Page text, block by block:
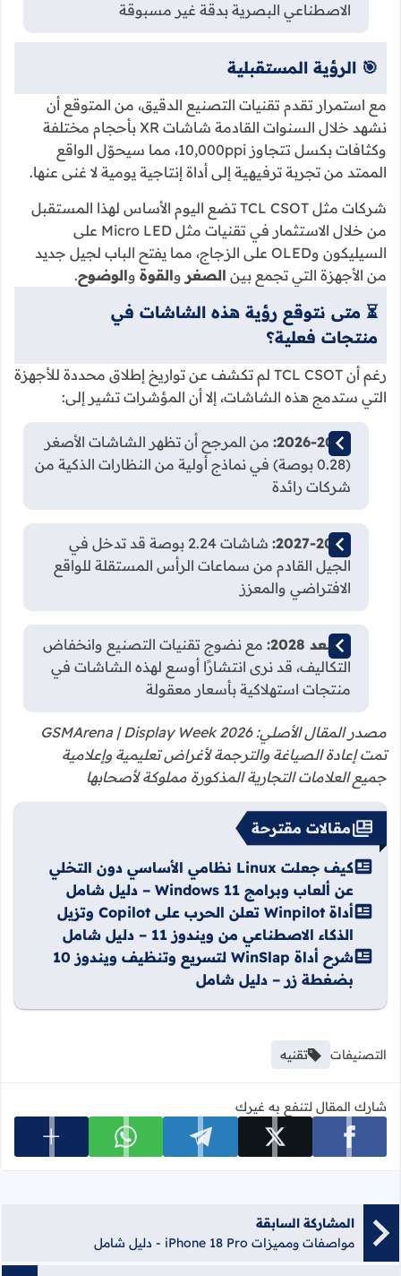
الاصطناعي البصرية بدقة غير مسبوقة
🎯 الرؤية المستقبلية
مع استمرار تقدم تقنيات التصنيع الدقيق، من المتوقع أن
نشهد خلال السنوات القادمة شاشات XR بأحجام مختلفة
وكثافات بكسل تتجاوز 10,000ppi، مما سيحوّل الواقع
الممتد من تجربة ترفيهية إلى أداة إنتاجية يومية لا غنى عنها.
شركات مثل TCL CSOT تضع اليوم الأساس لهذا المستقبل
من خلال الاستثمار في تقنيات مثل Micro LED على
السيليكون وOLED على الزجاج، مما يفتح الباب لجيل جديد
من الأجهزة التي تجمع بين الصغر والقوة والوضوح.
⏳ متى نتوقع رؤية هذه الشاشات في
منتجات فعلية؟
رغم أن TCL CSOT لم تكشف عن تواريخ إطلاق محددة للأجهزة
التي ستدمج هذه الشاشات، إلا أن المؤشرات تشير إلى:
2026-2027: من المرجح أن تظهر الشاشات الأصغر
(0.28 بوصة) في نماذج أولية من النظارات الذكية من
شركات رائدة
2027-2028:
شاشات 2.24 بوصة قد تدخل في
الجيل القادم من سماعات الرأس المستقلة للواقع
الافتراضي والمعزز
ما بعد 2028:
مع نضوج تقنيات التصنيع وانخفاض
التكاليف، قد نرى انتشارًا أوسع لهذه الشاشات في
منتجات استهلاكية بأسعار معقولة
مصدر المقال الأصلي: GSMArena | Display Week 2026
تمت إعادة الصياغة والترجمة لأغراض تعليمية وإعلامية
جميع العلامات التجارية المذكورة مملوكة لأصحابها
مقالات مقترحة
كيف جعلت Linux نظامي الأساسي دون التخلي
عن ألعاب وبرامج Windows 11 – دليل شامل
أداة Winpilot تعلن الحرب على Copilot وتزيل
الذكاء الاصطناعي من ويندوز 11 – دليل شامل
شرح أداة WinSlap لتسريع وتنظيف ويندوز 10
بضغطة زر – دليل شامل
التصنيفات تقنيه
شارك المقال لتنفع به غيرك
شارك على facebook شارك على x شارك على telegram شارك على whatsapp عرض
المشاركة السابقة
مواصفات ومميزات iPhone 18 Pro - دليل شامل